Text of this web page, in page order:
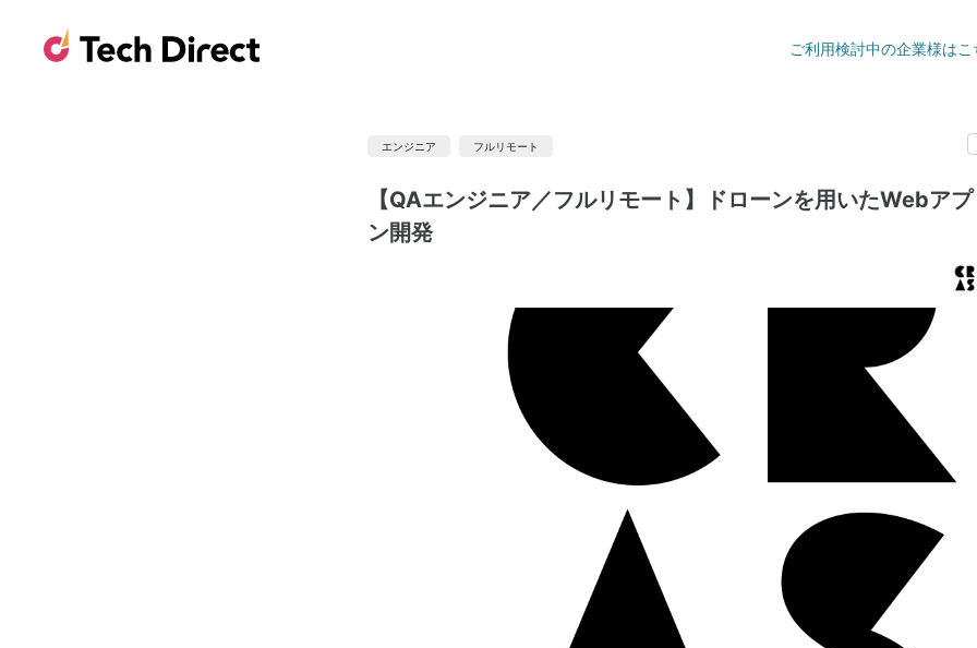
ご利用検討中の企業様はこ
エンジニア フルリモート
【QAエンジニア／フルリモート】ドローンを用いたWebア
ン開発